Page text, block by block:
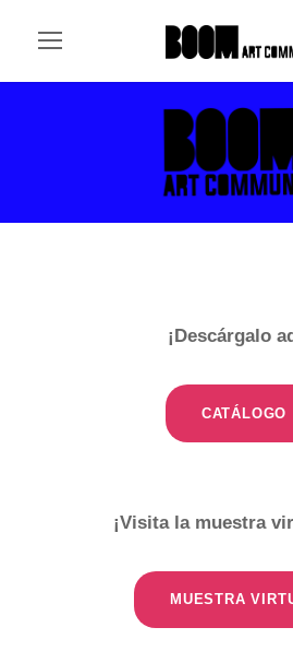
¡Descárgalo
CATÁLOGO
¡Visita la muestra
MUESTRA